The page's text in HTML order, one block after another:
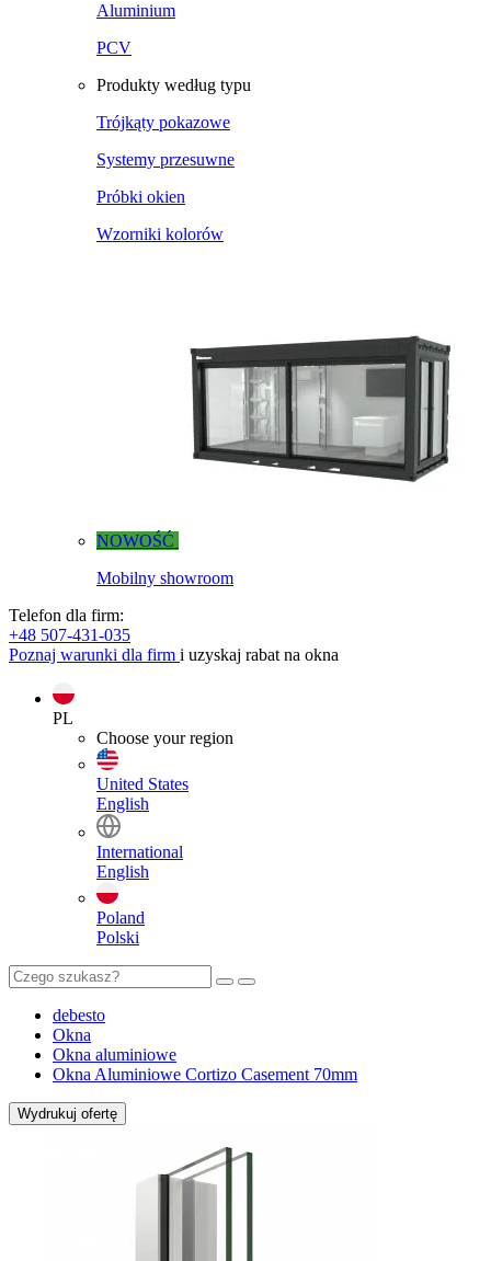
Aluminium
PCV
Produkty według typu
Trójkąty pokazowe
Systemy przesuwne
Próbki okien
Wzorniki kolorów
NOWOŚĆ
Mobilny showroom
Telefon dla firm:
+48 507-431-035
Poznaj warunki dla firm i uzyskaj rabat na okna
PL
Choose your region
United States
English
International
English
Poland
Polski
debesto
Okna
Okna aluminiowe
Okna Aluminiowe Cortizo Casement 70mm
Wydrukuj ofertę